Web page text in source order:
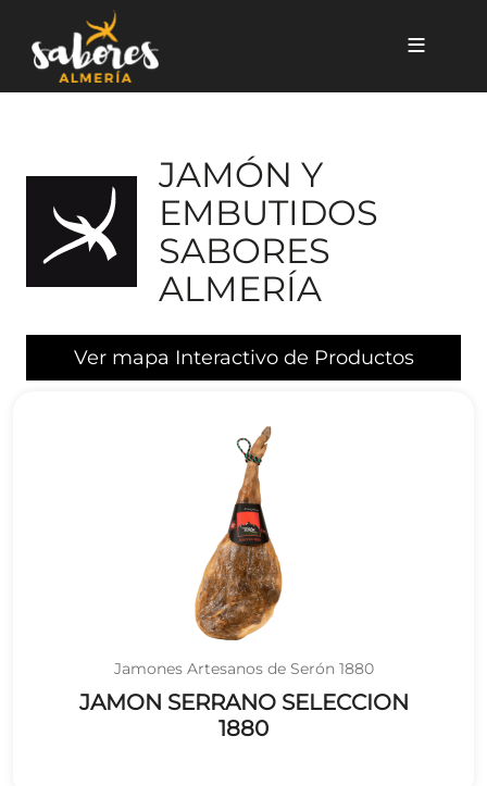
JAMÓN Y
EMBUTIDOS
SABORES
ALMERÍA
Ver mapa Interactivo de Productos
Jamones Artesanos de Serón 1880
JAMON SERRANO SELECCION
1880